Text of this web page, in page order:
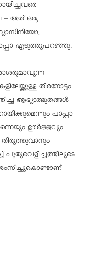
– അത് ഒരു
എടുത്തുപറഞ്ഞു.
തിരനോട്ടം
ആദ്യാത്ഭുതങ്ങൾ
പാപ്പാ
ഊർജ്ജവും
തിരുത്തുവാനും
പുതുവെളിച്ചത്തിലൂടെ